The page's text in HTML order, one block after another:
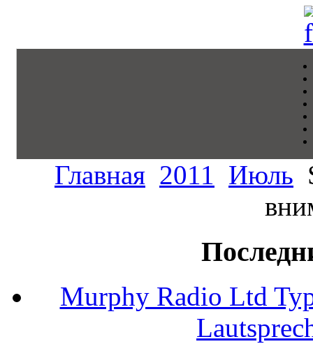
Главная 2011 Июль
Murphy Radio Ltd